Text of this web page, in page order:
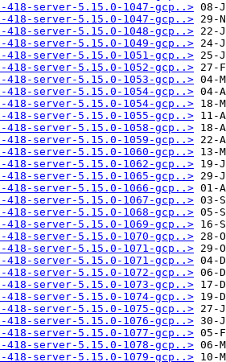
418-server-5.15.0-1047-gcp..>
418-server-5.15.0-1047-gcp..>
418-server-5.15.0-1048-gcp..>
418-server-5.15.0-1049-gcp..>
418-server-5.15.0-1051-gcp..>
418-server-5.15.0-1052-gcp..>
418-server-5.15.0-1053-gcp..>
418-server-5.15.0-1054-gcp..>
418-server-5.15.0-1054-gcp..>
418-server-5.15.0-1055-gcp..>
418-server-5.15.0-1058-gcp..>
418-server-5.15.0-1059-gcp..>
418-server-5.15.0-1060-gcp..>
418-server-5.15.0-1062-gcp..>
418-server-5.15.0-1065-gcp..>
418-server-5.15.0-1066-gcp..>
418-server-5.15.0-1067-gcp..>
418-server-5.15.0-1068-gcp..>
418-server-5.15.0-1069-gcp..>
418-server-5.15.0-1070-gcp..>
418-server-5.15.0-1071-gcp..>
418-server-5.15.0-1071-gcp..>
418-server-5.15.0-1072-gcp..>
418-server-5.15.0-1073-gcp..>
418-server-5.15.0-1074-gcp..>
418-server-5.15.0-1075-gcp..>
418-server-5.15.0-1076-gcp..>
418-server-5.15.0-1077-gcp..>
418-server-5.15.0-1078-gcp..>
418-server-5.15.0-1079-gcp..>